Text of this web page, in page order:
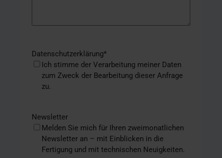
Datenschutzerklärung*
Ich stimme der Verarbeitung meiner Daten
zum Zweck der Bearbeitung dieser Anfrage
zu.
Newsletter
Melden Sie mich für Ihren zweimonatlichen
Newsletter an – mit Einblicken in die
Fertigung und mit technischen Neuigkeiten.